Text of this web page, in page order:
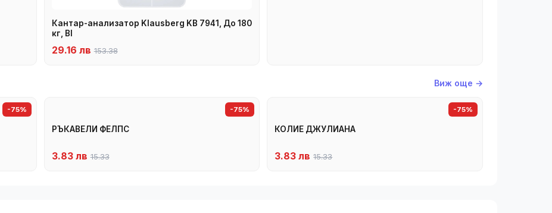
Кантар-анализатор Klausberg KB 7941, До 180
кг, BI
29.16 лв 153.38
Виж още →
-75% -75%
РЪКАВЕЛИ ФЕЛПС
3.83 лв 15.33
-75%
КОЛИЕ ДЖУЛИАНА
3.83 лв 15.33